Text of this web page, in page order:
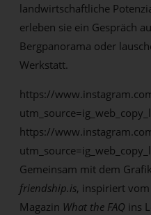
landwirtschaftliche
erleben sie ein Gespräch
Bergpanorama oder
Werkstatt.
https://
https://
Gemeinsam mit dem
friendship.is, inspiriert vom
Magazin What the FAQ ins